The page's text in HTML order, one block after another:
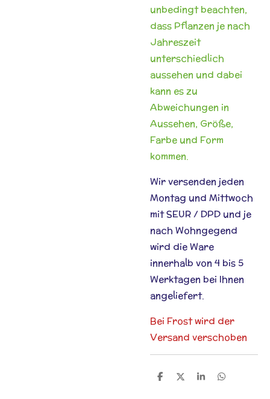
unbedingt beachten,
dass Pflanzen je nach
Jahreszeit
unterschiedlich
aussehen und dabei
kann es zu
Abweichungen in
Aussehen, Größe,
Farbe und Form
kommen.
Wir versenden jeden
Montag und Mittwoch
mit SEUR / DPD und je
nach Wohngegend
wird die Ware
innerhalb von 4 bis 5
Werktagen bei Ihnen
angeliefert.
Bei Frost wird der
Versand verschoben
T T T T